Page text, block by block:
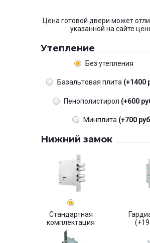
Цена готовой двери может
указанной на сайте
Утепление
Без утепления
Базальтовая плита (+1400
Пенополистирол (+600
Минплита (+700
Нижний замок
Стандартная
комплектация